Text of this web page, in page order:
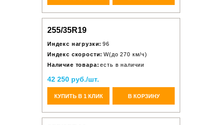
255/35R19
Индекс нагрузки: 96
Индекс скорости: W(до 270 км/ч)
Наличие товара: есть в наличии
42 250 руб./шт.
КУПИТЬ В 1 КЛИК В КОРЗИНУ